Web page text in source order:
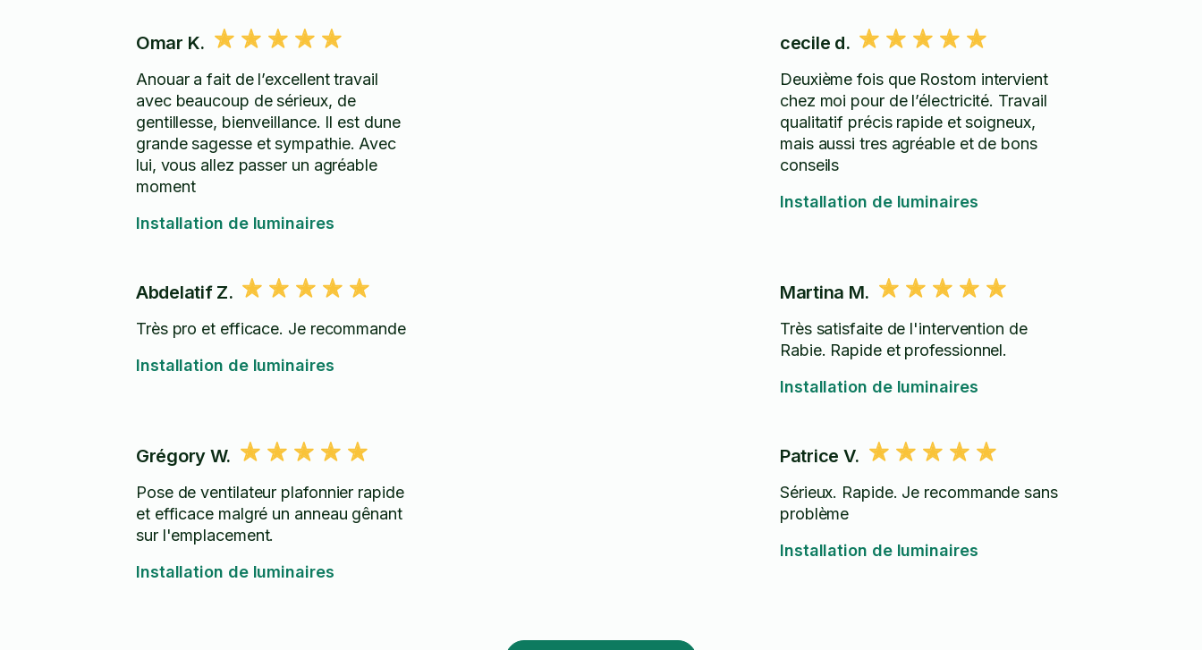
Omar K.
Anouar a fait de l’excellent travail
avec beaucoup de sérieux, de
gentillesse, bienveillance. Il est dune
grande sagesse et sympathie. Avec
lui, vous allez passer un agréable
moment
Installation de luminaires
cecile d.
Deuxième fois que Rostom intervient
chez moi pour de l’électricité. Travail
qualitatif précis rapide et soigneux,
mais aussi tres agréable et de bons
conseils
Installation de luminaires
Abdelatif Z.
Très pro et efficace. Je recommande
Installation de luminaires
Martina M.
Très satisfaite de l'intervention de
Rabie. Rapide et professionnel.
Installation de luminaires
Grégory W.
Pose de ventilateur plafonnier rapide
et efficace malgré un anneau gênant
sur l'emplacement.
Installation de luminaires
Patrice V.
Sérieux. Rapide. Je recommande sans
problème
Installation de luminaires